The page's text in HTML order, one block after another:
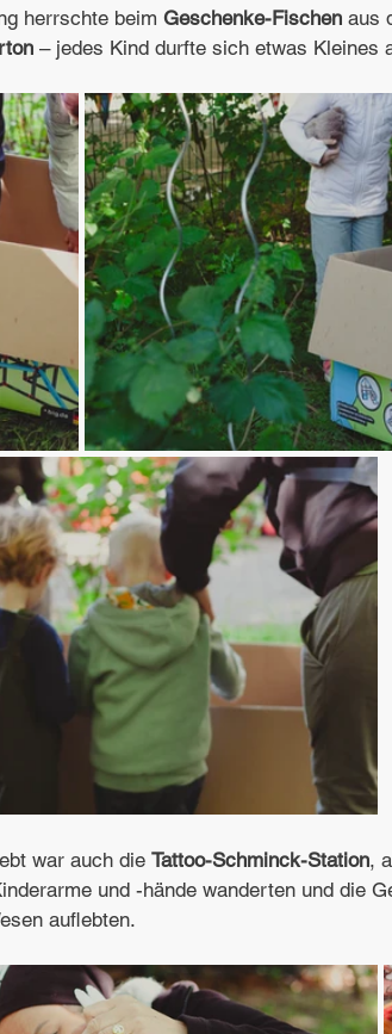
herrschte beim Geschenke-Fischen aus
– jedes Kind durfte sich etwas Kleines
war auch die Tattoo-Schminck-Station,
und -hände wanderten und die
auflebten.